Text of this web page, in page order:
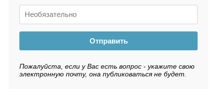
Отправить
Пожалуйста, если у Вас есть вопрос - укажите свою
электронную почту, она публиковаться не будет.